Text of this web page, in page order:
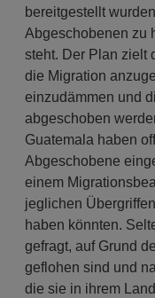
bereitgestellt
Abgeschobenen zu
steht. Der Plan zielt
die Migration
einzudämmen und
abgeschoben
Guatemala haben
Abgeschobene
einem
jeglichen
haben könnten.
gefragt, auf Grund
geflohen sind und
die sie in ihrem